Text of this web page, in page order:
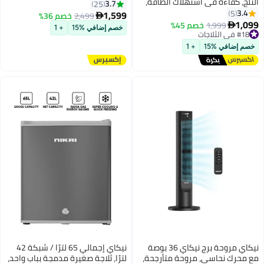
ترموستات قابل للتعديل، قفل
ومفتاح، تشطيب لون سحري، ثلاجة
ضمان لمدة 2 سنة
3.4
5
1,099
1,999خصم 45%
#18 في الثلاجات
#18 في الثلاجات
خصم إضافي %15 + 1
كجم، قفل أمان للأطفال بنسبة
100%، الأفضل للمطبخ والمنزل
3.7
25
1,599
2,499خصم 36%
خصم إضافي %15 + 1
نيكاي مروحة برج نيكاي 36 بوصة
مع محرك نحاسي، مروحة متأرجحة،
نيكاي إجمالي 65 لترًا / شبكة 42
لترًا، ثلاجة صغيرة مدمجة بباب واحد،